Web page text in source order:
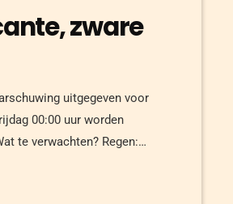
zware
uitgegeven voor
00:00 uur worden
te verwachten? Regen:
kunnen gepaard gaan met